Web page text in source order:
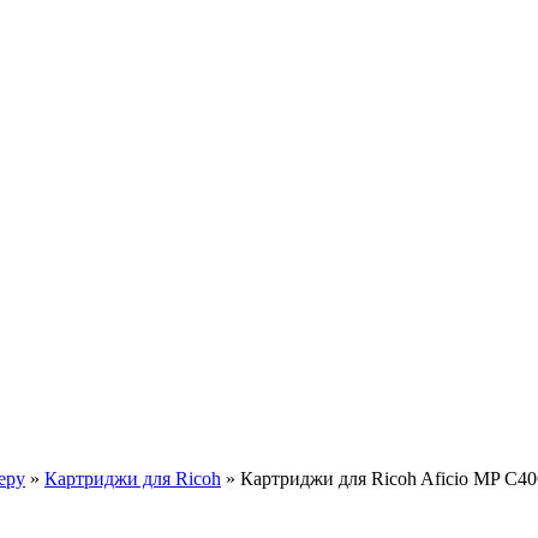
» Картриджи для Ricoh » Картриджи для Ricoh Aficio MP